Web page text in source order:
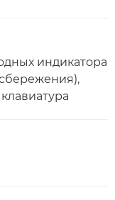
индикатора